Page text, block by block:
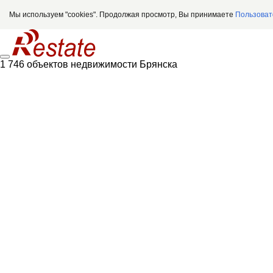
Мы используем "cookies". Продолжая просмотр, Вы принимаете
1 746 объектов недвижимости Брянска